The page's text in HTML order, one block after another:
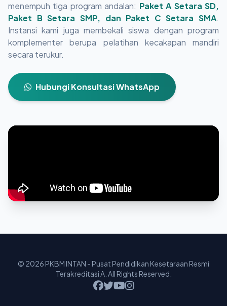
menempuh tiga program andalan: Paket A Setara SD,
Paket B Setara SMP, dan Paket C Setara SMA.
Instansi kami juga membekali siswa dengan program
komplementer berupa pelatihan kecakapan mandiri
secara terukur.
Hubungi Konsultasi WhatsApp
© 2026 PKBM INTAN - Pusat Pendidikan Kesetaraan Resmi
Terakreditasi A. All Rights Reserved.